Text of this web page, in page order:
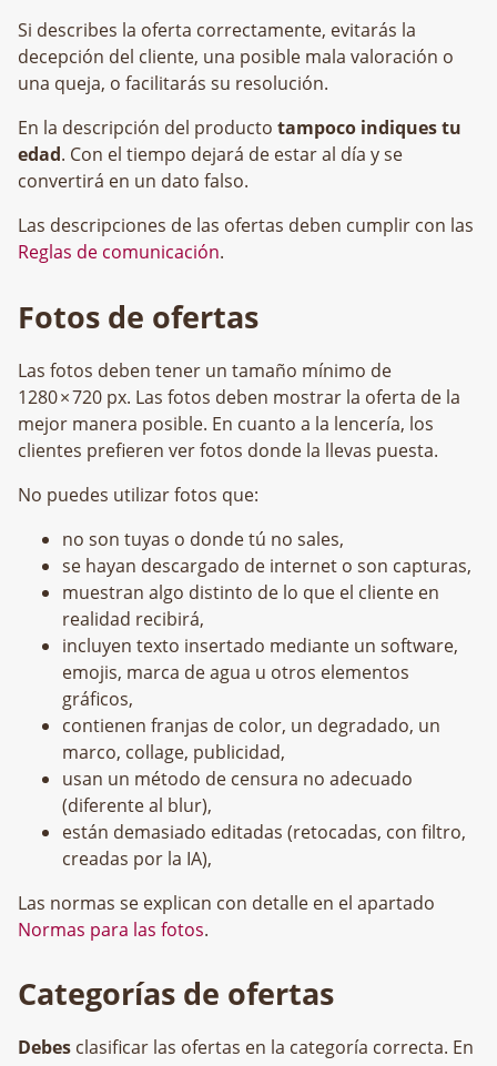
Si describes la oferta correctamente, evitarás la
decepción del cliente, una posible mala valoración o
una queja, o facilitarás su resolución.
En la descripción del producto tampoco indiques tu
edad. Con el tiempo dejará de estar al día y se
convertirá en un dato falso.
Las descripciones de las ofertas deben cumplir con las
Reglas de comunicación.
Fotos de ofertas
Las fotos deben tener un tamaño mínimo de
1280 × 720 px. Las fotos deben mostrar la oferta de la
mejor manera posible. En cuanto a la lencería, los
clientes prefieren ver fotos donde la llevas puesta.
No puedes utilizar fotos que:
no son tuyas o donde tú no sales,
se hayan descargado de internet o son capturas,
muestran algo distinto de lo que el cliente en
realidad recibirá,
incluyen texto insertado mediante un software,
emojis, marca de agua u otros elementos
gráficos,
contienen franjas de color, un degradado, un
marco, collage, publicidad,
usan un método de censura no adecuado
(diferente al blur),
están demasiado editadas (retocadas, con filtro,
creadas por la IA),
Las normas se explican con detalle en el apartado
Normas para las fotos.
Categorías de ofertas
Debes clasificar las ofertas en la categoría correcta. En